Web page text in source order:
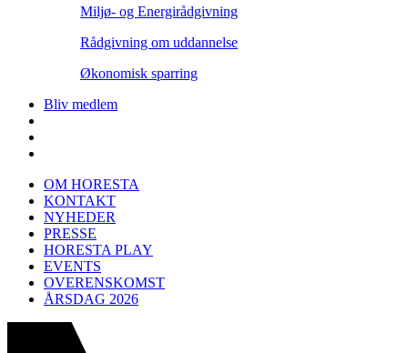
Miljø- og Energirådgivning
Rådgivning om uddannelse
Økonomisk sparring
Bliv medlem
OM HORESTA
KONTAKT
NYHEDER
PRESSE
HORESTA PLAY
EVENTS
OVERENSKOMST
ÅRSDAG 2026